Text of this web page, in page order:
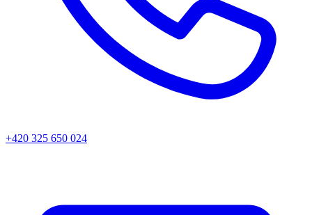
+420 325 650 024